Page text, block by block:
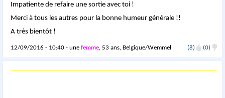
Impatiente de refaire une sortie avec toi !
Merci à tous les autres pour la bonne humeur générale !!
A très bientôt !
12/09/2016 - 10:40 - unefemme, 53 ans, Belgique/Wemmel (8) (0)